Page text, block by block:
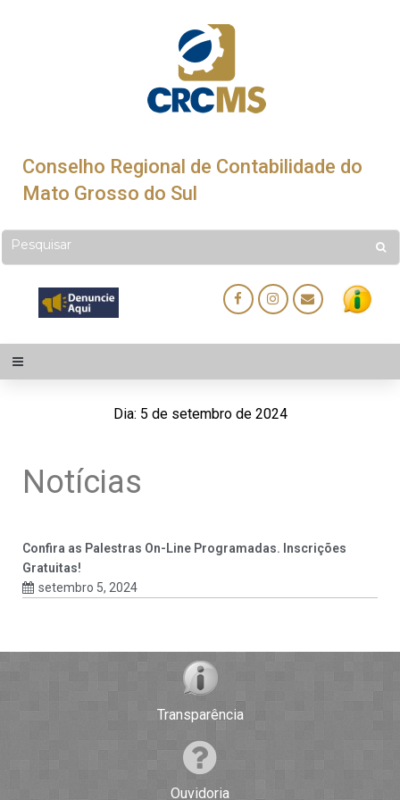
Conselho Regional de Contabilidade do
Mato Grosso do Sul
Dia: 5 de setembro de 2024
Notícias
Confira as Palestras On-Line Programadas. Inscrições
Gratuitas!
setembro 5, 2024
Transparência
Ouvidoria